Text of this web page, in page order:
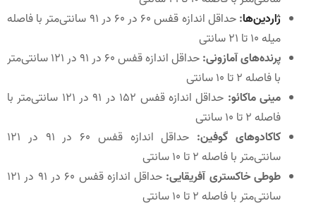
ژاردین‌ها:
حداقل اندازه قفس 60 در 60 در 91 سانتی‌متر با فاصله
میله 10 تا 21 سانتی‌
پرنده‌های آمازونی:
حداقل اندازه قفس 60 در 91 در 121 سانتی‌متر
با فاصله 2 تا 10 سانتی‌
مینی ماکائو:
حداقل اندازه قفس 152 در 91 در 121 سانتی‌متر با
فاصله 2 تا 10 سانتی‌
کاکادوهای گوفین:
حداقل اندازه قفس 60 در 91 در 121
سانتی‌متر با فاصله 2 تا 10 سانتی‌
طوطی خاکستری آفریقایی:
حداقل اندازه قفس 60 در 91 در 121
سانتی‌متر با فاصله 2 تا 10 سانتی‌